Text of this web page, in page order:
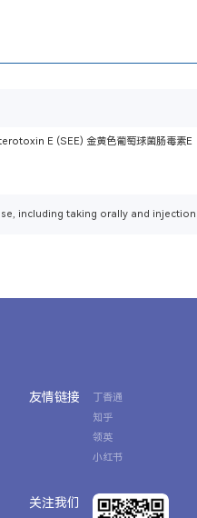
E (SEE) 金黄色葡萄球菌肠毒素E
including taking orally and
友情链接
丁香通
知乎
领英
小红书
关注我们